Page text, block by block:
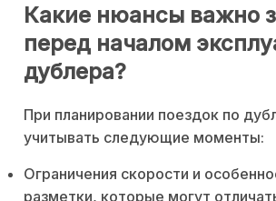
Какие нюансы важно
перед началом
дублера?
При планировании поездок по
учитывать следующие моменты:
Ограничения скорости и
разметки, которые могут